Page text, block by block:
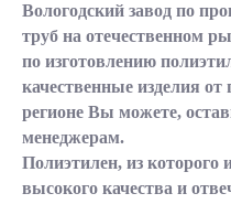
Вологодский завод по
труб на отечественном
по изготовлению
качественные изделия от
регионе Вы можете,
менеджерам.
Полиэтилен, из которого
высокого качества и